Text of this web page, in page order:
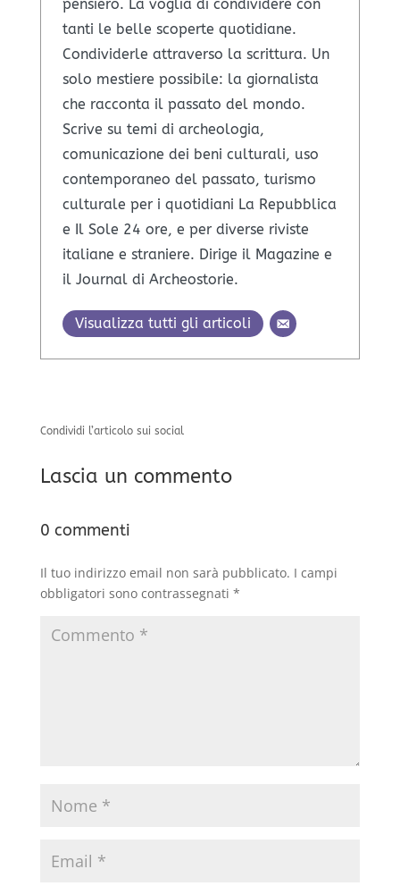
pensiero. La voglia di condividere con
tanti le belle scoperte quotidiane.
Condividerle attraverso la scrittura. Un
solo mestiere possibile: la giornalista
che racconta il passato del mondo.
Scrive su temi di archeologia,
comunicazione dei beni culturali, uso
contemporaneo del passato, turismo
culturale per i quotidiani La Repubblica
e Il Sole 24 ore, e per diverse riviste
italiane e straniere. Dirige il Magazine e
il Journal di Archeostorie.
Visualizza tutti gli articoli
Condividi l’articolo sui social
Lascia un commento
0 commenti
Il tuo indirizzo email non sarà pubblicato. I campi
obbligatori sono contrassegnati *